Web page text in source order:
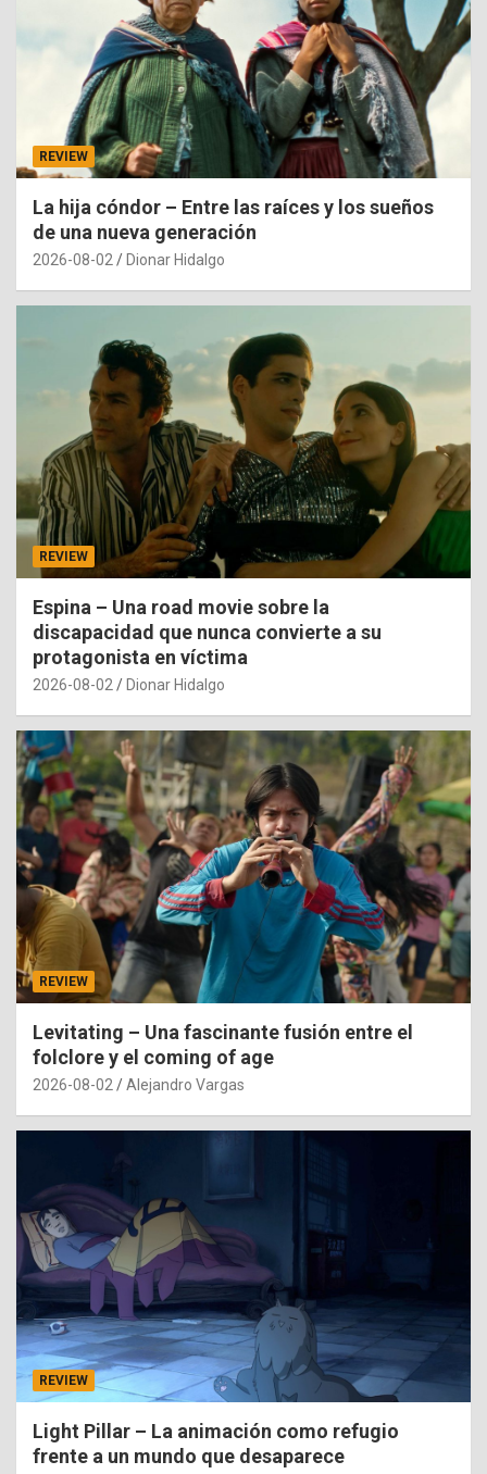
REVIEW
La hija cóndor – Entre las raíces y los sueños
de una nueva generación
2026-08-02 Dionar Hidalgo
REVIEW
Espina – Una road movie sobre la
discapacidad que nunca convierte a su
protagonista en víctima
2026-08-02 Dionar Hidalgo
REVIEW
Levitating – Una fascinante fusión entre el
folclore y el coming of age
2026-08-02 Alejandro Vargas
REVIEW
Light Pillar – La animación como refugio
frente a un mundo que desaparece